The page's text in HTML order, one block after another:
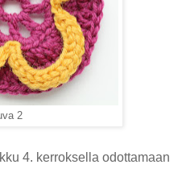
2
4. kerroksella odottamaan